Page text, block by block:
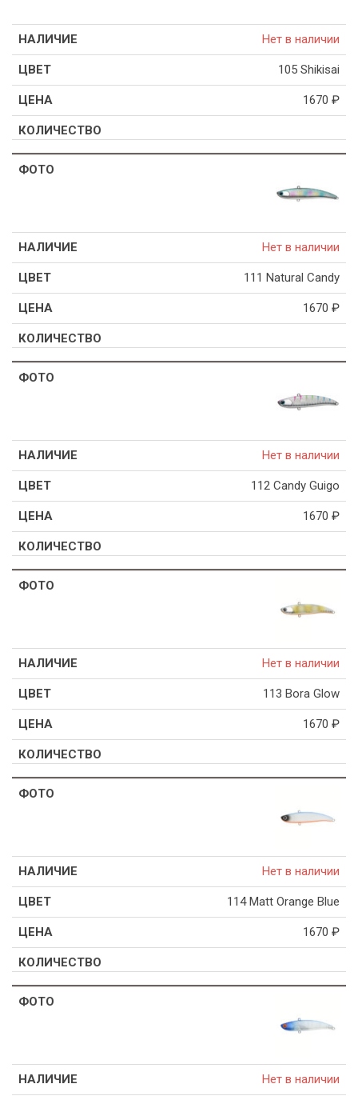
Нет в наличии
105 Shikisai
1670 ₽
Нет в наличии
111 Natural Candy
1670 ₽
Нет в наличии
112 Candy Guigo
1670 ₽
Нет в наличии
113 Bora Glow
1670 ₽
Нет в наличии
114 Matt Orange Blue
1670 ₽
Нет в наличии